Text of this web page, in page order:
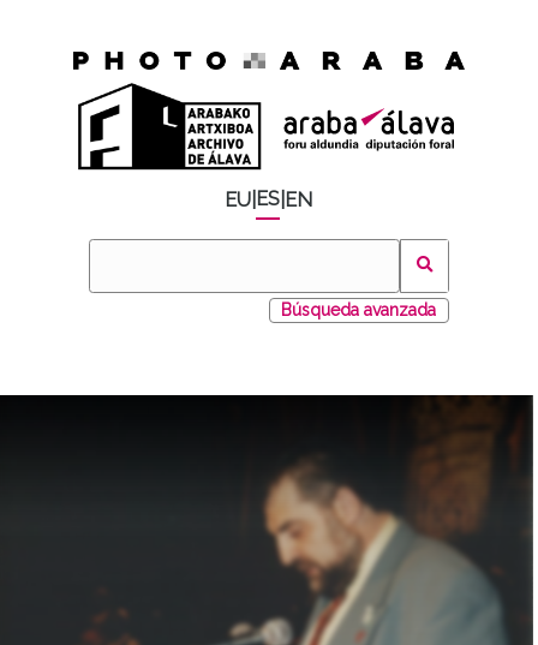
EU ES EN
Búsqueda avanzada